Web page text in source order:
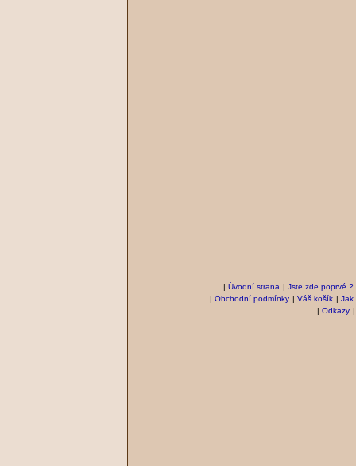
| Úvodní strana | Jste zde poprvé ?
| Obchodní podmínky | Váš košík | Jak
| Odkazy